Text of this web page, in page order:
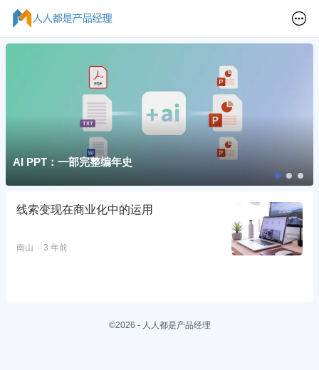
AI PPT：一部完整编年史
线索变现在商业化中的运用
南山 3 年前
©2026 - 人人都是产品经理